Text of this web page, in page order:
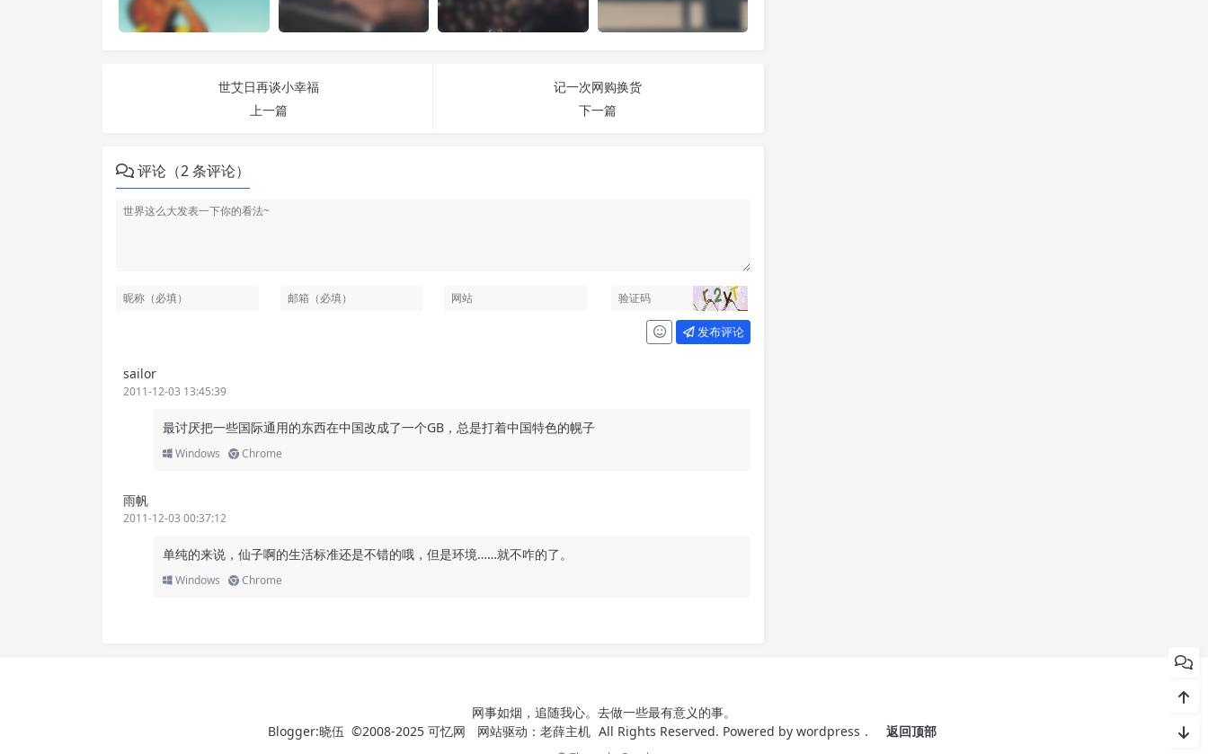
世艾日再谈小幸福
上一篇
记一次网购换货
下一篇
评论（2 条评论）
发布评论
sailor
2011-12-03 13:45:39
最讨厌把一些国际通用的东西在中国改成了一个GB，总是打着中国特色的幌子
Windows Chrome
雨帆
2011-12-03 00:37:12
单纯的来说，仙子啊的生活标准还是不错的哦，但是环境……就不咋的了。
Windows Chrome
网事如烟，追随我心。去做一些最有意义的事。
Blogger:晓伍 ©2008-2025 可忆网 网站驱动： 老薛主机 All Rights Reserved. Powered by wordpress . 返回顶部